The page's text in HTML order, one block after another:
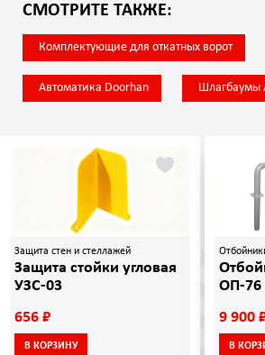
СМОТРИТЕ ТАКЖЕ:
Комплектующие для откатных ворот
Автоматика Doorhan Шлагбаумы
Защита стен и стеллажей
Защита стойки угловая
УЗС-03
656 ₽
В КОРЗИНУ
ОП-76
9 900
В